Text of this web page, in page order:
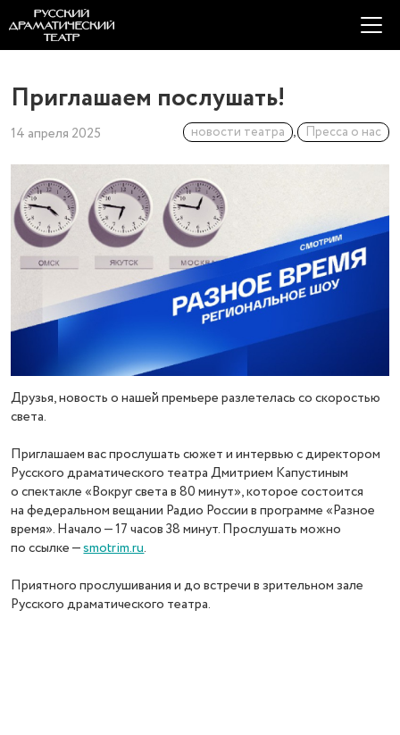
Приглашаем послушать!
14 апреля 2025 новости театра , Пресса о нас
Друзья, новость о нашей премьере разлетелась со скоростью
света.
Приглашаем вас прослушать сюжет и интервью с директором
Русского драматического театра Дмитрием Капустиным
о спектакле «Вокруг света в 80 минут», которое состоится
на федеральном вещании Радио России в программе «Разное
время». Начало — 17 часов 38 минут. Прослушать можно
по ссылке —smotrim.ru.
Приятного прослушивания и до встречи в зрительном зале
Русского драматического театра.